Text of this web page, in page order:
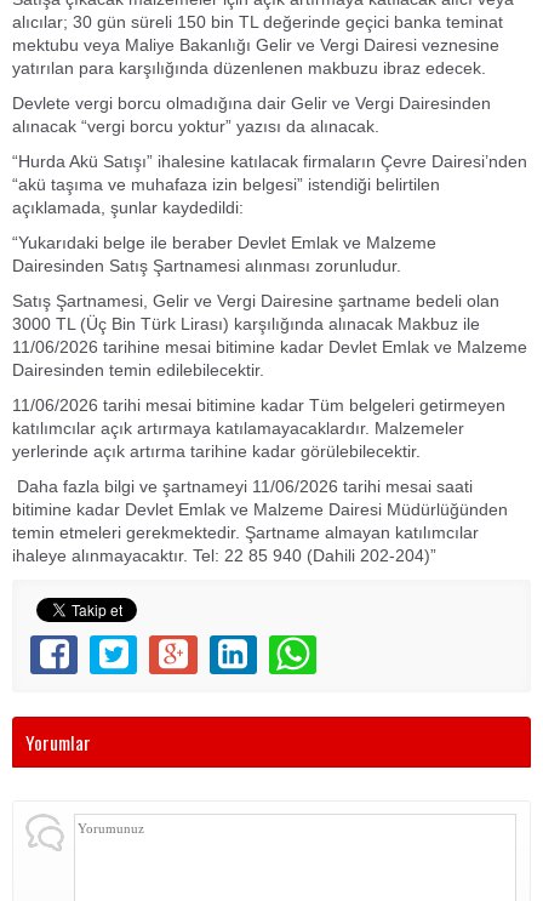
alıcılar; 30 gün süreli 150 bin TL değerinde geçici banka teminat
mektubu veya Maliye Bakanlığı Gelir ve Vergi Dairesi veznesine
yatırılan para karşılığında düzenlenen makbuzu ibraz edecek.
Devlete vergi borcu olmadığına dair Gelir ve Vergi Dairesinden
alınacak “vergi borcu yoktur” yazısı da alınacak.
“Hurda Akü Satışı” ihalesine katılacak firmaların Çevre Dairesi’nden
“akü taşıma ve muhafaza izin belgesi” istendiği belirtilen
açıklamada, şunlar kaydedildi:
“Yukarıdaki belge ile beraber Devlet Emlak ve Malzeme
Dairesinden Satış Şartnamesi alınması zorunludur.
Satış Şartnamesi, Gelir ve Vergi Dairesine şartname bedeli olan
3000 TL (Üç Bin Türk Lirası) karşılığında alınacak Makbuz ile
11/06/2026 tarihine mesai bitimine kadar Devlet Emlak ve Malzeme
Dairesinden temin edilebilecektir.
11/06/2026 tarihi mesai bitimine kadar Tüm belgeleri getirmeyen
katılımcılar açık artırmaya katılamayacaklardır. Malzemeler
yerlerinde açık artırma tarihine kadar görülebilecektir.
Daha fazla bilgi ve şartnameyi 11/06/2026 tarihi mesai saati
bitimine kadar Devlet Emlak ve Malzeme Dairesi Müdürlüğünden
temin etmeleri gerekmektedir. Şartname almayan katılımcılar
ihaleye alınmayacaktır. Tel: 22 85 940 (Dahili 202-204)”
Yorumlar